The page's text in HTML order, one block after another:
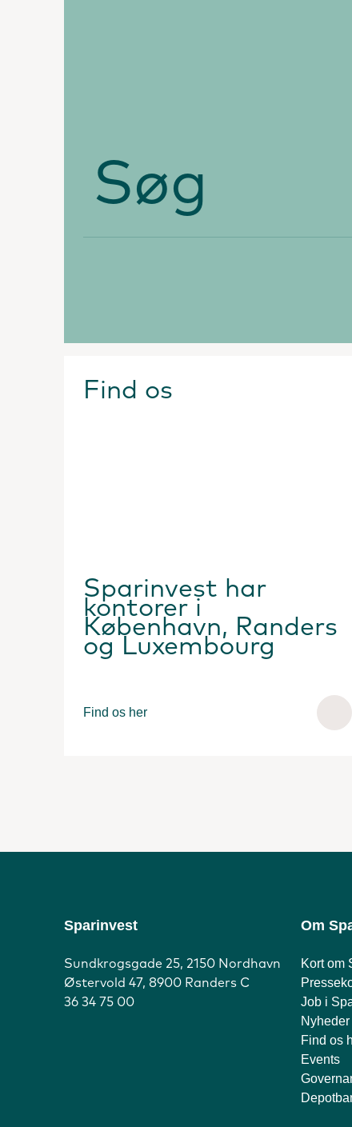
Find os
Sparinvest har
kontorer i
København, Randers
og Luxembourg
Find os her
Sparinvest
Sundkrogsgade 25, 2150 Nordhavn
Østervold 47, 8900 Randers C
36 34 75 00
Om
Kort om
Job i
Nyheder
Find os
Events